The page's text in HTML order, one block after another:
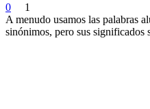
0
1
A menudo usamos las palabras
sinónimos, pero sus significados